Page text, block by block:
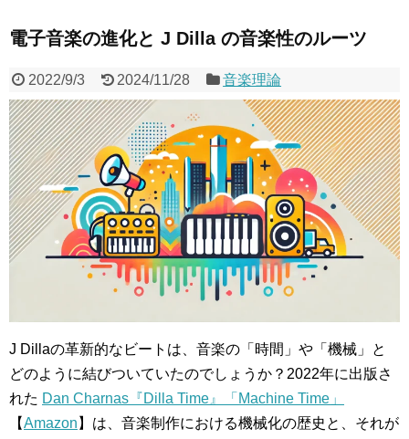
電子音楽の進化と J Dilla の音楽性のルーツ
2022/9/3 2024/11/28 音楽理論
J Dillaの革新的なビートは、音楽の「時間」や「機械」と
どのように結びついていたのでしょうか？2022年に出版さ
れた Dan Charnas『Dilla Time』「Machine Time」
【Amazon 】は、音楽制作における機械化の歴史と、それが